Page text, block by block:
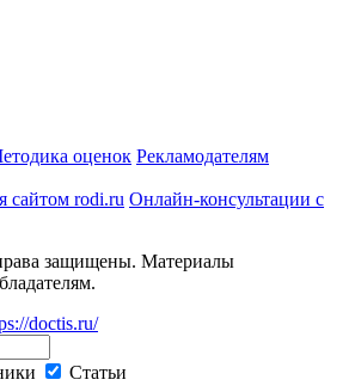
оценок Рекламодателям
сайтом rodi.ru Онлайн-консультации с
защищены. Материалы
doctis.ru/
Статьи